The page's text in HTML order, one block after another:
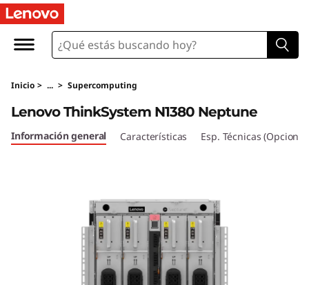
L
n
o
v
Inicio > ... > Supercomputing
Lenovo ThinkSystem N1380 Neptune
Información general Características Esp. Técnicas